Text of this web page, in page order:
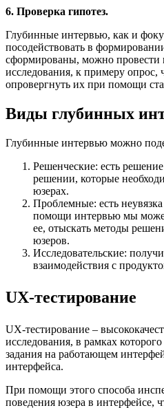
6. Проверка гипотез.
Глубинные интервью, как и
посодействовать в
сформированы, можно провести
исследования, к примеру опрос,
опровергнуть их при помощи
Виды глубинных
Глубинные интервью можно
Решенческие: есть
решении, которые
юзерах.
Проблемные: есть
помощи интервью мы
ее, отыскать методы
юзеров.
Исследовательские:
взаимодействия с
UX-тестирование
UX-тестирование –
исследования, в рамках
задания на работающем
интерфейса.
При помощи этого способа
поведения юзера в интерфейсе,